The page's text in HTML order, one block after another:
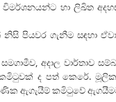
හා ලිඛිත
පියවර ගැනීම සඳහා
අදාල වාර්තාව
ද පත් කෙරේ. මූලික
ඇගැයීම් කමිටුවේ